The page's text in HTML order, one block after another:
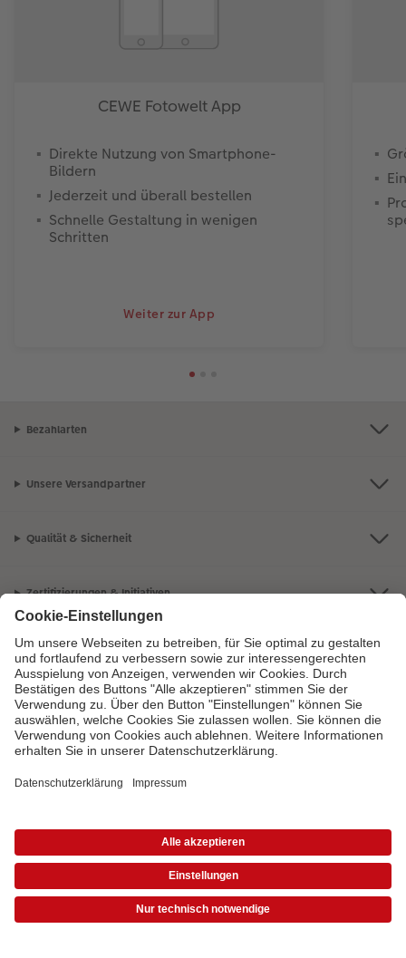
CEWE Fotowelt App
Direkte Nutzung von Smartphone-
Bildern
Jederzeit und überall bestellen
Schnelle Gestaltung in wenigen
Schritten
Weiter zur App
Bezahlarten
Unsere Versandpartner
Qualität & Sicherheit
Zertifizierungen & Initiativen
CEWE Fotowelt
Sortiment
Service
Bei Fragen zu Produkten oder der Bestellung können Sie uns gern anrufen:
Mo. bis Sa.: 8:00 – 20:00 Uhr und So.: 10:00 – 18:00 Uhr
* Die UVP gelten inkl. MwSt. zzgl. Versandkosten (ggf. auch bei Filialabholung) gem.
Preisliste